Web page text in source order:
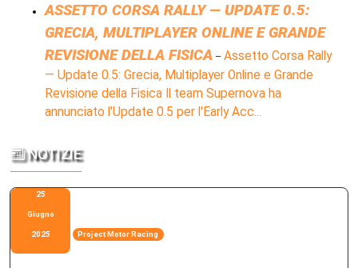
ASSETTO CORSA RALLY — UPDATE 0.5:
GRECIA, MULTIPLAYER ONLINE E GRANDE
REVISIONE DELLA FISICA – Assetto Corsa Rally
— Update 0.5: Grecia, Multiplayer Online e Grande
Revisione della Fisica Il team Supernova ha
annunciato l'Update 0.5 per l'Early Acc...
NOTIZIE
25
Giugno
2025 Project Motor Racing